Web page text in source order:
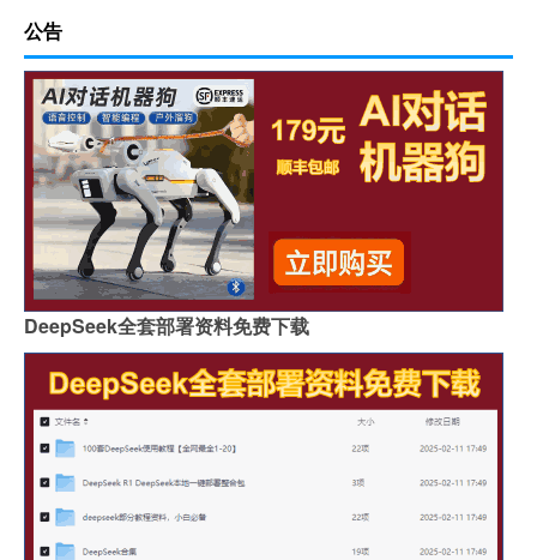
公告
DeepSeek全套部署资料免费下载